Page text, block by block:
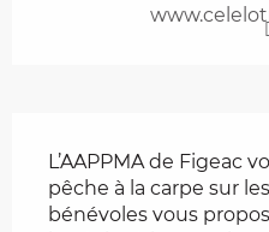
L’AAPPMA de Figeac
pêche à la carpe sur
bénévoles vous